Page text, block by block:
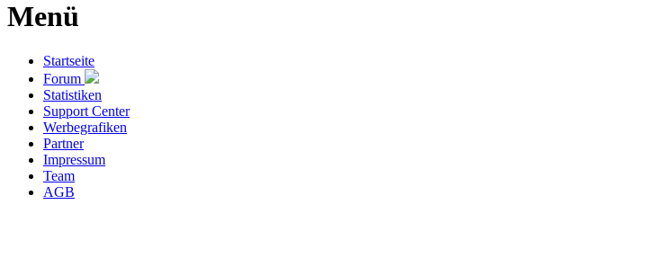
Menü
Startseite
Forum
Statistiken
Support Center
Werbegrafiken
Partner
Impressum
Team
AGB